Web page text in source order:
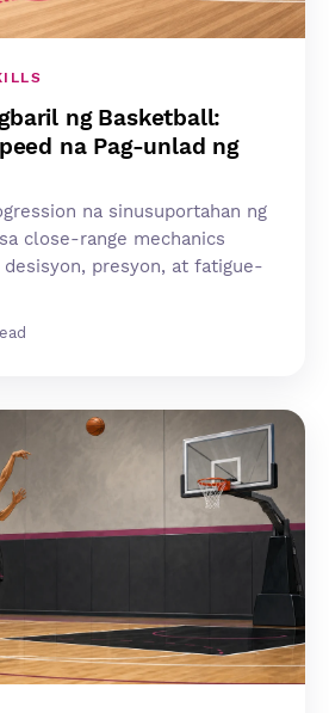
ng Basketball:
na Pag-unlad ng
na sinusuportahan ng
close-range mechanics
desisyon, presyon, at fatigue-